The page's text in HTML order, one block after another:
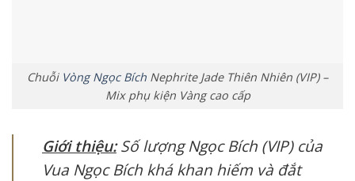
Chuỗi Vòng Ngọc Bích Nephrite Jade Thiên Nhiên (VIP) –
Mix phụ kiện Vàng cao cấp
Giới thiệu:Số lượng Ngọc Bích (VIP) của
Vua Ngọc Bích khá khan hiếm và đắt